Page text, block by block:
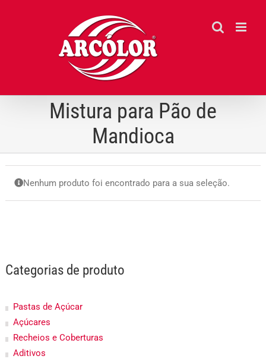
Mistura para Pão de
Mandioca
Nenhum produto foi encontrado para a sua seleção.
Categorias de produto
Pastas de Açúcar
Açúcares
Recheios e Coberturas
Aditivos